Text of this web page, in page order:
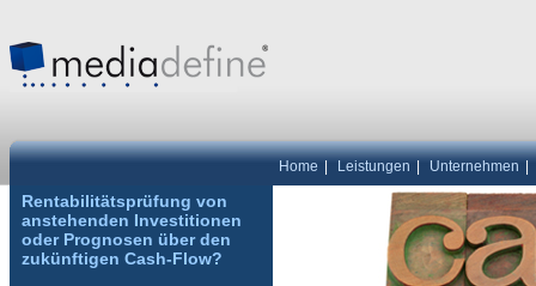
Home Leistungen Unternehmen
Rentabilitätsprüfung von
anstehenden Investitionen
oder Prognosen über den
zukünftigen Cash-Flow?